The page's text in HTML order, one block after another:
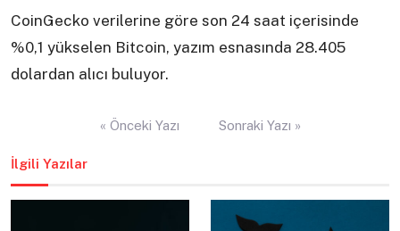
CoinGecko verilerine göre son 24 saat içerisinde
%0,1 yükselen Bitcoin, yazım esnasında 28.405
dolardan alıcı buluyor.
« Önceki Yazı Sonraki Yazı »
İlgili Yazılar